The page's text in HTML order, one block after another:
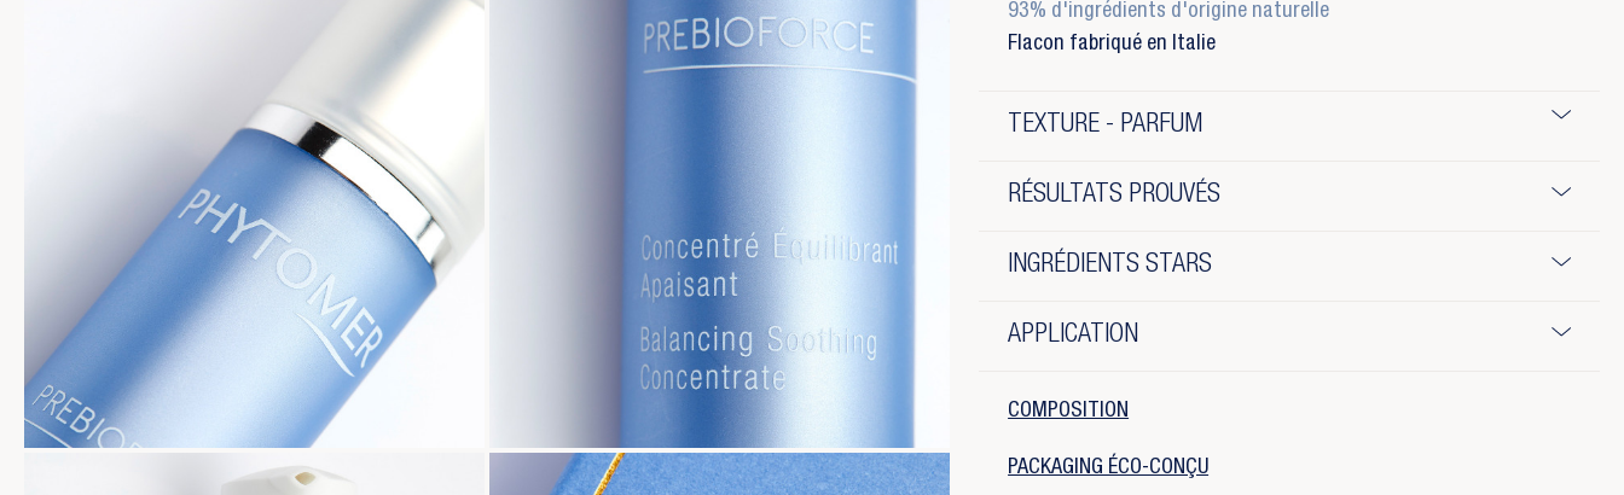
93% d'ingrédients d'origine naturelle
Flacon fabriqué en Italie
TEXTURE - PARFUM
RÉSULTATS PROUVÉS
INGRÉDIENTS STARS
APPLICATION
COMPOSITION
PACKAGING ÉCO-CONÇU